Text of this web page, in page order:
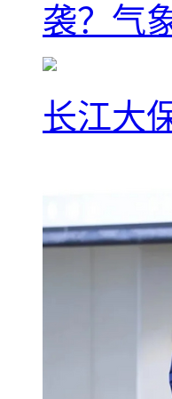
袭？气
长江大